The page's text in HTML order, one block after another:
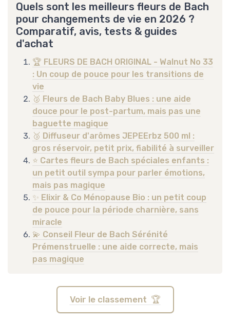
Quels sont les meilleurs fleurs de Bach
pour changements de vie en 2026 ?
Comparatif, avis, tests & guides
d'achat
🏆 FLEURS DE BACH ORIGINAL - Walnut No 33
: Un coup de pouce pour les transitions de
vie
🥈 Fleurs de Bach Baby Blues : une aide
douce pour le post-partum, mais pas une
baguette magique
🥉 Diffuseur d'arômes JEPEErbz 500 ml :
gros réservoir, petit prix, fiabilité à surveiller
⭐ Cartes fleurs de Bach spéciales enfants :
un petit outil sympa pour parler émotions,
mais pas magique
✨ Elixir & Co Ménopause Bio : un petit coup
de pouce pour la période charnière, sans
miracle
💫 Conseil Fleur de Bach Sérénité
Prémenstruelle : une aide correcte, mais
pas magique
Voir le classement 🏆